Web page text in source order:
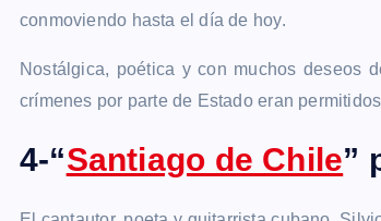
conmoviendo hasta el día de hoy.
Nostálgica, poética y con muchos
crímenes por parte de Estado eran
4-“Santiago de Chile”